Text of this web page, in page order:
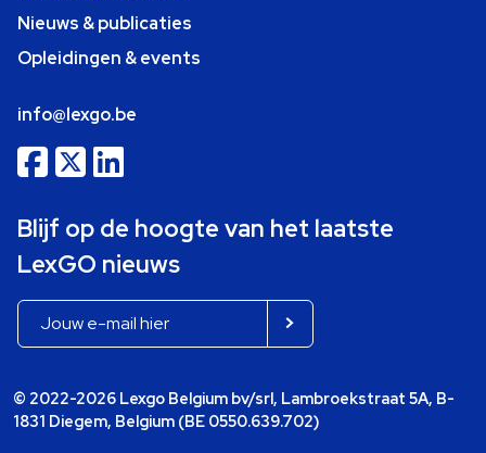
Nieuws & publicaties
Opleidingen & events
info@lexgo.be
Blijf op de hoogte van het laatste
LexGO nieuws
© 2022-2026 Lexgo Belgium bv/srl, Lambroekstraat 5A, B-
1831 Diegem, Belgium (BE 0550.639.702)